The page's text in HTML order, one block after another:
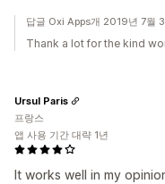
답글 Oxi Apps개 2019년 7월
Thank a lot for the kind
It works well in my
Ursul Paris
프랑스
앱 사용 기간 대략 1년